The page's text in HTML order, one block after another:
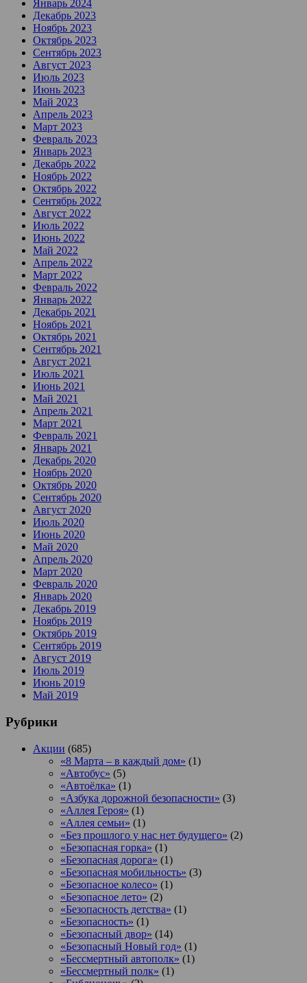
Январь 2024
Декабрь 2023
Ноябрь 2023
Октябрь 2023
Сентябрь 2023
Август 2023
Июль 2023
Июнь 2023
Май 2023
Апрель 2023
Март 2023
Февраль 2023
Январь 2023
Декабрь 2022
Ноябрь 2022
Октябрь 2022
Сентябрь 2022
Август 2022
Июль 2022
Июнь 2022
Май 2022
Апрель 2022
Март 2022
Февраль 2022
Январь 2022
Декабрь 2021
Ноябрь 2021
Октябрь 2021
Сентябрь 2021
Август 2021
Июль 2021
Июнь 2021
Май 2021
Апрель 2021
Март 2021
Февраль 2021
Январь 2021
Декабрь 2020
Ноябрь 2020
Октябрь 2020
Сентябрь 2020
Август 2020
Июль 2020
Июнь 2020
Май 2020
Апрель 2020
Март 2020
Февраль 2020
Январь 2020
Декабрь 2019
Ноябрь 2019
Октябрь 2019
Сентябрь 2019
Август 2019
Июль 2019
Июнь 2019
Май 2019
Рубрики
Акции (685)
«8 Марта – в каждый дом» (1)
«Автобус» (5)
«Автоёлка» (1)
«Азбука дорожной безопасности» (3)
«Аллея Героя» (1)
«Аллея семьи» (1)
«Без прошлого у нас нет будущего» (2)
«Безопасная горка» (1)
«Безопасная дорога» (1)
«Безопасная мобильность» (3)
«Безопасное колесо» (1)
«Безопасное лето» (2)
«Безопасность детства» (1)
«Безопасность» (1)
«Безопасный двор» (14)
«Безопасный Новый год» (1)
«Бессмертный автополк» (1)
«Бессмертный полк» (1)